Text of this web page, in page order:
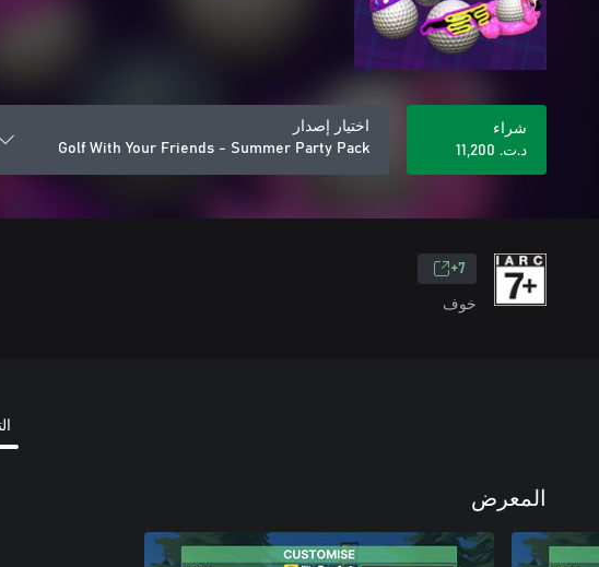
شراء
د.ت.‏ 11,200
اختيار إصدار
Golf With Your Friends - Summer Party Pack
7+
خوف
المعرض